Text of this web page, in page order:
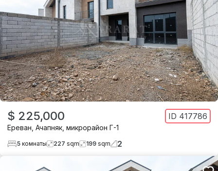
$ 225,000 ID 417786
Ереван Ачапняк микрорайон Г-1
5 комнаты 227 sqm 199 sqm 2